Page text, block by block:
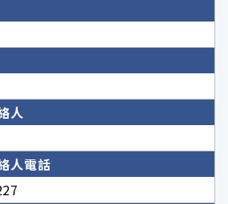
人
人電話